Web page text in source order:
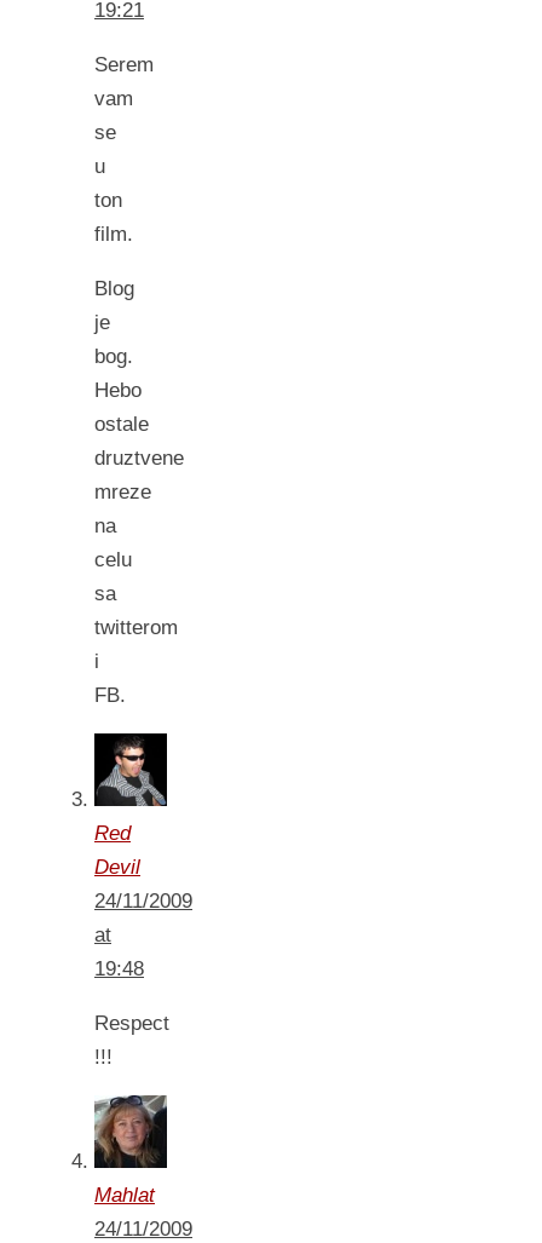
19:21
Serem
vam
se
u
ton
film.
Blog
je
bog.
Hebo
ostale
druztvene
mreze
na
celu
sa
twitterom
i
FB.
Red
Devil
24/11/2009
at
19:48
Respect
!!!
Mahlat
24/11/2009